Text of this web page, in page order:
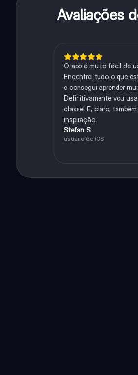
Avaliações
O app é muito fácil de
Encontrei tudo o que
e consegui aprender
Definitivamente vou
classe! E, claro,
inspiração.
Stefan S
usuário de iOS